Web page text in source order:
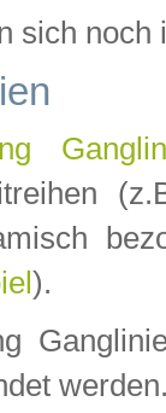
sich noch
).